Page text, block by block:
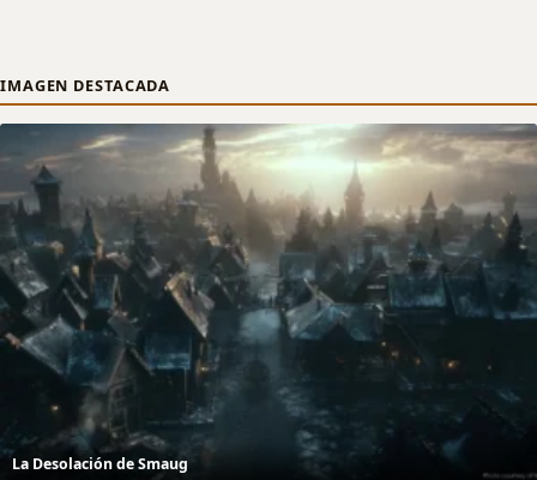
IMAGEN DESTACADA
La Desolación de Smaug